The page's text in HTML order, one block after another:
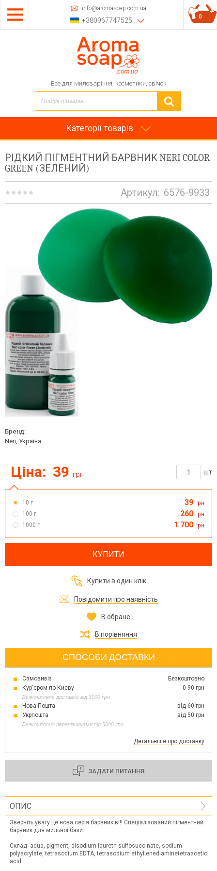
info@aromasoap.com.ua
+380967747525
Все для миловаріння, косметики, свічок
0
Категорії товарів
РІДКИЙ ПІГМЕНТНИЙ БАРВНИК NERI COLOR
GREEN (ЗЕЛЕНИЙ)
Артикул: 6576-9933
Бренд:
Neri, Україна
Ціна: 39 грн шт
10 г 39 грн
100 г
260 грн
1000 г
1 700 грн
КУПИТИ
Купити в один клік
Повідомити про наявність
В обране
В порівняння
СПОСОБИ ДОСТАВКИ
Самовивіз
Безкоштовно
Кур'єром по Києву
0-90 грн
Безкоштовна доставка від 3000 грн
Нова Пошта
від 60 грн
Укрпошта
від 50 грн
Безкоштовно перевізниками від 5000 грн
Детальніше про доставку
ЗАДАТИ ПИТАННЯ
ОПИС
Зверніть увагу це нова серія барвників!!! Спеціалізований пігментний
барвник для мильної бази.
Склад: aqua, pigment, disodium laureth sulfosuccinate, sodium
polyacrylate, tetrasodium EDTA, tetrasodium ethyllenediaminetetraacetic
acid.